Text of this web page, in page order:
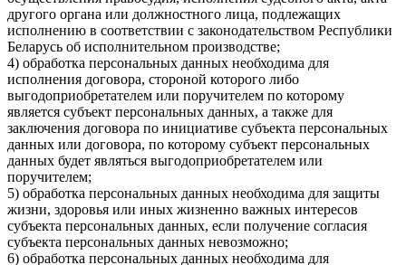
другого органа или должностного лица, подлежащих
исполнению в соответствии с законодательством Республики
Беларусь об исполнительном производстве;
4) обработка персональных данных необходима для
исполнения договора, стороной которого либо
выгодоприобретателем или поручителем по которому
является субъект персональных данных, а также для
заключения договора по инициативе субъекта персональных
данных или договора, по которому субъект персональных
данных будет являться выгодоприобретателем или
поручителем;
5) обработка персональных данных необходима для защиты
жизни, здоровья или иных жизненно важных интересов
субъекта персональных данных, если получение согласия
субъекта персональных данных невозможно;
6) обработка персональных данных необходима для